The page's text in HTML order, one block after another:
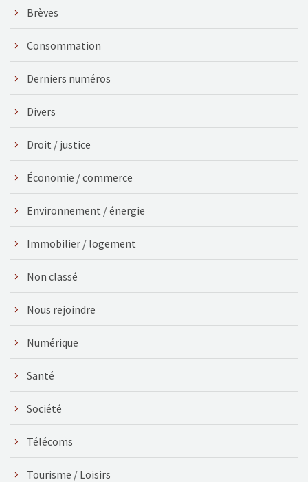
Brèves
Consommation
Derniers numéros
Divers
Droit / justice
Économie / commerce
Environnement / énergie
Immobilier / logement
Non classé
Nous rejoindre
Numérique
Santé
Société
Télécoms
Tourisme / Loisirs